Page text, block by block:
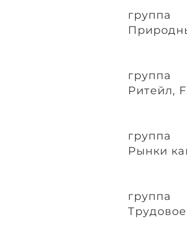
группа
группа
Ритейл,
группа
Рынки
группа